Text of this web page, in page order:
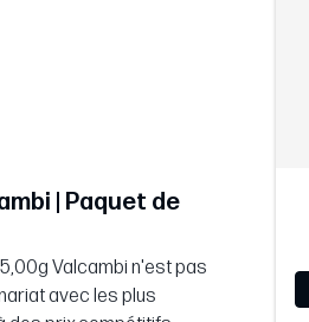
| Paquet de
Valcambi n'est pas
avec les plus